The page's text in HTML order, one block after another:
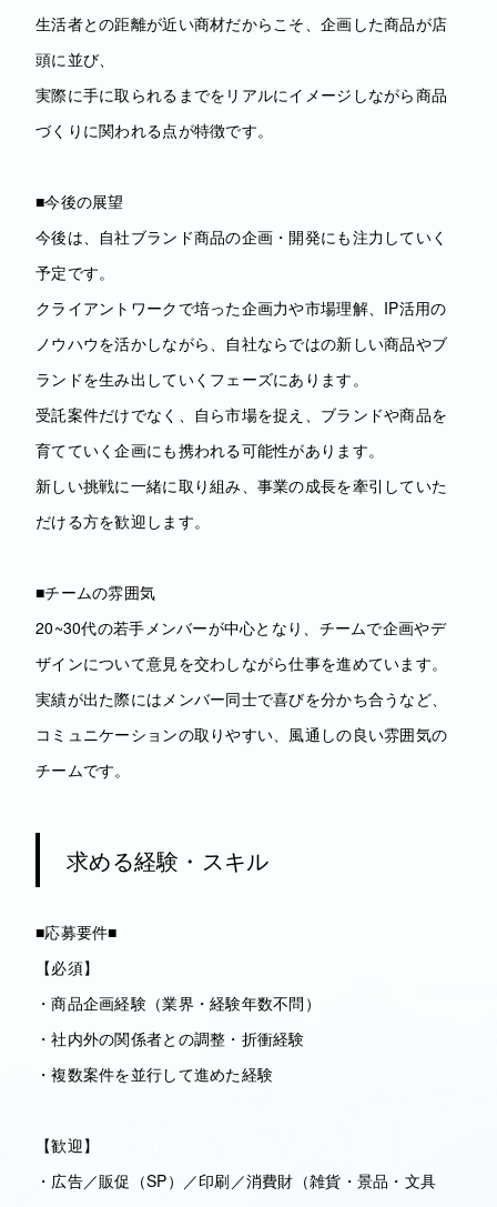
生活者との距離が近い商材だからこそ、企画した商品が店
頭に並び、
実際に手に取られるまでをリアルにイメージしながら商品
づくりに関われる点が特徴です。
■今後の展望
今後は、自社ブランド商品の企画・開発にも注力していく
予定です。
クライアントワークで培った企画力や市場理解、IP活用の
ノウハウを活かしながら、自社ならではの新しい商品やブ
ランドを生み出していくフェーズにあります。
受託案件だけでなく、自ら市場を捉え、ブランドや商品を
育てていく企画にも携われる可能性があります。
新しい挑戦に一緒に取り組み、事業の成長を牽引していた
だける方を歓迎します。
■チームの雰囲気
20~30代の若手メンバーが中心となり、チームで企画やデ
ザインについて意見を交わしながら仕事を進めています。
実績が出た際にはメンバー同士で喜びを分かち合うなど、
コミュニケーションの取りやすい、風通しの良い雰囲気の
チームです。
求める経験・スキル
■応募要件■
【必須】
・商品企画経験（業界・経験年数不問）
・社内外の関係者との調整・折衝経験
・複数案件を並行して進めた経験
【歓迎】
・広告／販促（SP）／印刷／消費財（雑貨・景品・文具